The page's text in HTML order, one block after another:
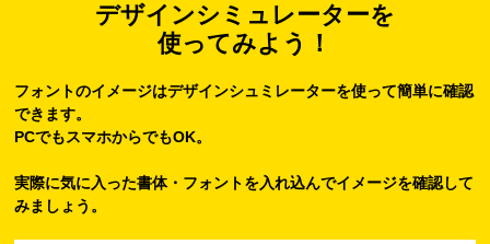
デザインシミュレーターを
使ってみよう！
フォントのイメージはデザインシュミレーターを使って簡単に確認
できます。
PCでもスマホからでもOK。
実際に気に入った書体・フォントを入れ込んでイメージを確認して
みましょう。